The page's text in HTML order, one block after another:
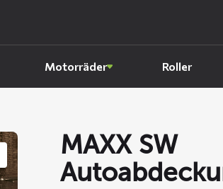
Motorräder Roller
MAXX SW